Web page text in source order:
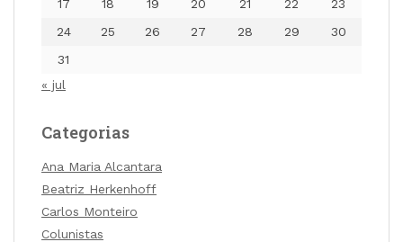
17
18 19 20 21 22
23
24
25 26 27 28 29
30
31
« jul
Categorias
Ana Maria Alcantara
Beatriz Herkenhoff
Carlos Monteiro
Colunistas